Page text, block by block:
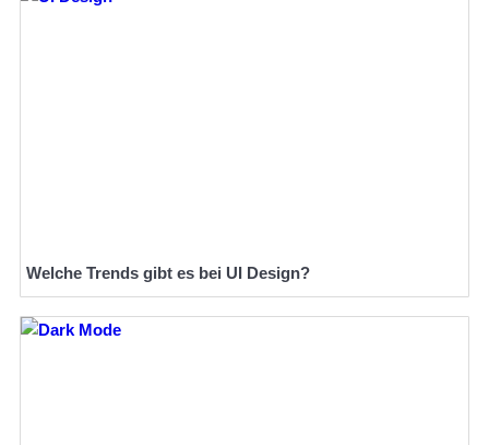
Welche Trends gibt es bei UI Design?